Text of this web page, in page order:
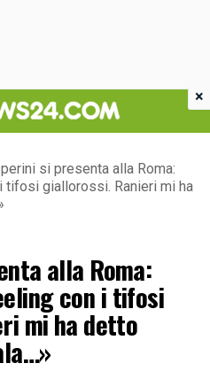
si presenta alla Roma:
tifosi giallorossi. Ranieri mi ha
alla Roma:
con i tifosi
mi ha detto
×